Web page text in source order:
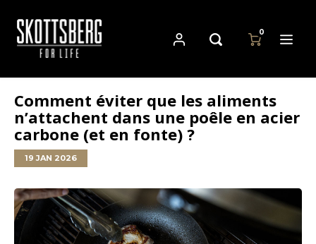
Hoofdmenu / casseroles
Casseroles
Cast Iron Cookware
Carbon Steel Cookware
Stainless Steel Cookware
Hoofdmenu
Langue
Nederlands
Deutsch
Hoofdmenu
Devise
EUR
GBP
0
Comment éviter que les aliments
n’attachent dans une poêle en acier
carbone (et en fonte) ?
19 JAN 2026